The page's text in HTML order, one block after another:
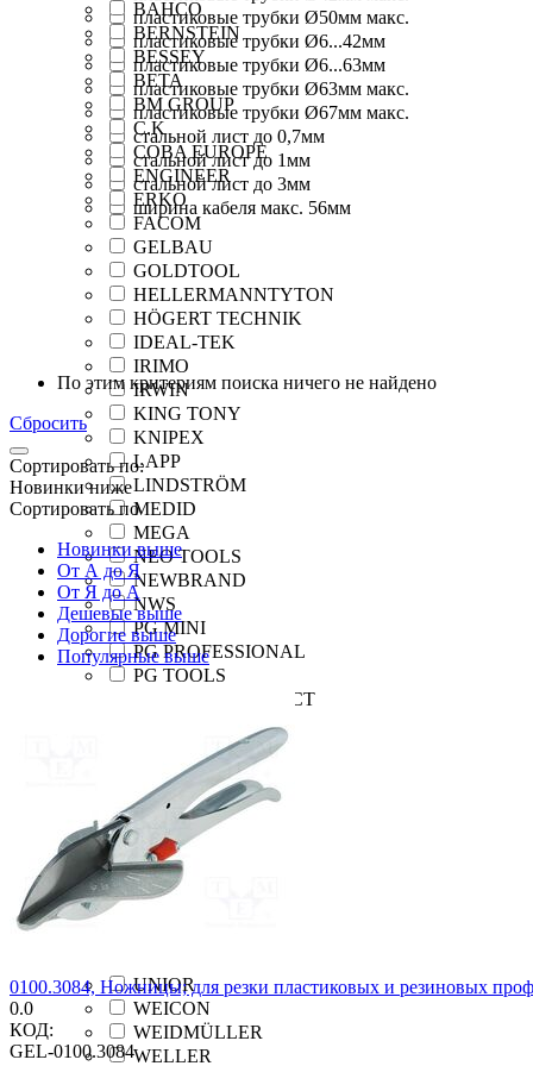
пластиковые трубки Ø50мм макс.
пластиковые трубки Ø6...42мм
пластиковые трубки Ø6...63мм
пластиковые трубки Ø63мм макс.
пластиковые трубки Ø67мм макс.
стальной лист до 0,7мм
стальной лист до 1мм
стальной лист до 3мм
ширина кабеля макс. 56мм
BAHCO
BERNSTEIN
BESSEY
BETA
BM GROUP
C.K
COBA EUROPE
ENGINEER
ERKO
FACOM
GELBAU
GOLDTOOL
HELLERMANNTYTON
HÖGERT TECHNIK
IDEAL-TEK
IRIMO
IRWIN
KING TONY
KNIPEX
LAPP
LINDSTRÖM
MEDID
MEGA
NEO TOOLS
NEWBRAND
NWS
PG MINI
PG PROFESSIONAL
PG TOOLS
PHOENIX CONTACT
QOLTEC
RENNSTEIG
RÜTTGERS
SOLID TOOLS
STAHLWILLE
STANLEY
UNIOR
WEICON
WEIDMÜLLER
WELLER
По этим критериям поиска ничего не найдено
Сбросить
Сортировать по:
Новинки ниже
Сортировать по
Новинки выше
От А до Я
От Я до А
Дешевые выше
Дорогие выше
Популярные выше
0100.3084, Ножницы; для резки пластиковых и резиновых
0.0
КОД:
GEL-0100.3084